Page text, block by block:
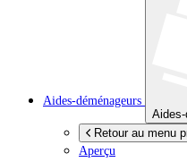
Aides-déménageurs
Retour au menu
Aperçu